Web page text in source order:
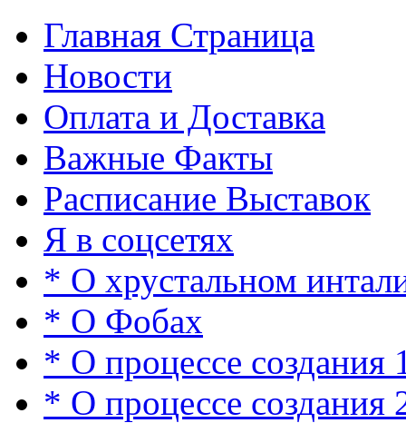
Главная Страница
Новости
Оплата и Доставка
Важные Факты
Расписание Выставок
Я в соцсетях
* О хрустальном
* О Фобах
* О процессе создания
* О процессе создания